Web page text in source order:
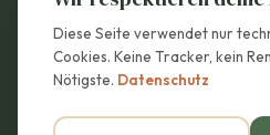
KONTAKT
E-Mail:
info@transition-kulmbach.de
Diese Seite verwendet nur
Cookies. Keine Tracker, kein
Nötigste. Datenschutz